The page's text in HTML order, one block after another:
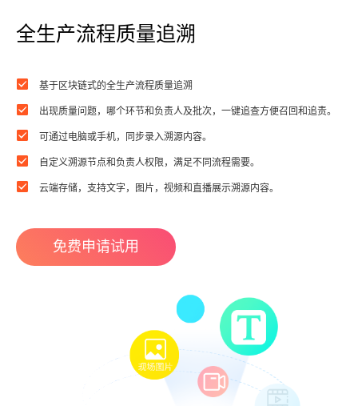
全生产流程质量追溯
基于区块链式的全生产流程质量追溯
出现质量问题，哪个环节和负责人及批次，一键追查方便召回和追责。
可通过电脑或手机，同步录入溯源内容。
自定义溯源节点和负责人权限，满足不同流程需要。
云端存储，支持文字，图片，视频和直播展示溯源内容。
免费申请试用